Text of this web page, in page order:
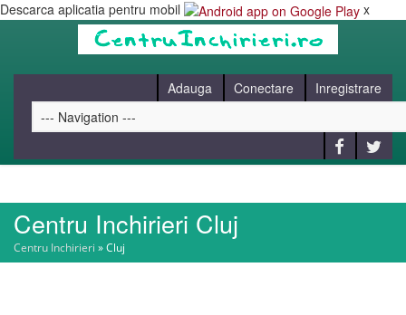
Descarca aplicatia pentru mobil x
Adauga Conectare Inregistrare
HOME
Centru Inchirieri Cluj
Centru Inchirieri »Cluj